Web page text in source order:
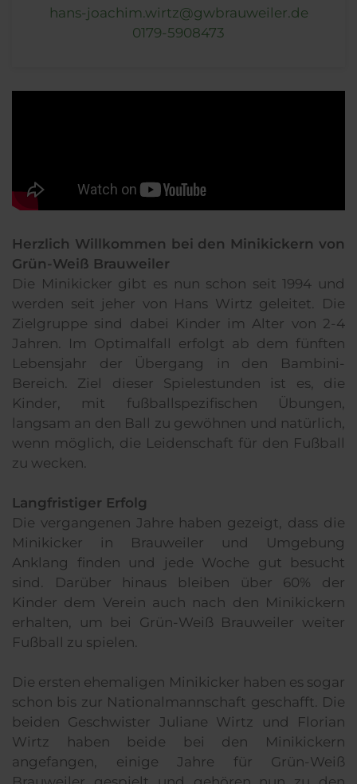
hans-joachim.wirtz@gwbrauweiler.de
0179-5908473
Herzlich Willkommen bei den Minikickern von
Grün-Weiß Brauweiler
Die Minikicker gibt es nun schon seit 1994 und
werden seit jeher von Hans Wirtz geleitet. Die
Zielgruppe sind dabei Kinder im Alter von 2-4
Jahren. Im Optimalfall erfolgt ab dem fünften
Lebensjahr der Übergang in den Bambini-
Bereich. Ziel dieser Spielestunden ist es, die
Kinder, mit fußballspezifischen Übungen,
langsam an den Ball zu gewöhnen und natürlich,
wenn möglich, die Leidenschaft für den Fußball
zu wecken.
Langfristiger Erfolg
Die vergangenen Jahre haben gezeigt, dass die
Minikicker in Brauweiler und Umgebung
Anklang finden und jede Woche gut besucht
sind. Darüber hinaus bleiben über 60% der
Kinder dem Verein auch nach den Minikickern
erhalten, um bei Grün-Weiß Brauweiler weiter
Fußball zu spielen.
Die ersten ehemaligen Minikicker haben es sogar
schon bis zur Nationalmannschaft geschafft. Die
beiden Geschwister Juliane Wirtz und Florian
Wirtz haben beide bei den Minikickern
angefangen, einige Jahre für Grün-Weiß